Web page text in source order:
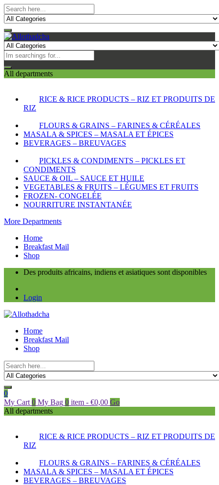
All departments
RICE & RICE PRODUCTS – RIZ ET PRODUITS DE
RIZ
FLOURS & GRAINS – FARINES & CÉRÉALES
MASALA & SPICES – MASALA ET ÉPICES
BEVERAGES – BREUVAGES
PICKLES & CONDIMENTS – PICKLES ET
CONDIMENTS
SAUCE & OIL – SAUCE ET HUILE
VEGETABLES & FRUITS – LÉGUMES ET FRUITS
FROZEN- CONGELÉE
NOURRITURE INSTANTANÉE
More Departments
Home
Breakfast Mail
Shop
Des produits africains, indiens et asiatiques sont disponibles
Login
Home
Breakfast Mail
Shop
0
My Cart 0 My Bag 0 item - €0,00 Go
All departments
RICE & RICE PRODUCTS – RIZ ET PRODUITS DE
RIZ
FLOURS & GRAINS – FARINES & CÉRÉALES
MASALA & SPICES – MASALA ET ÉPICES
BEVERAGES – BREUVAGES